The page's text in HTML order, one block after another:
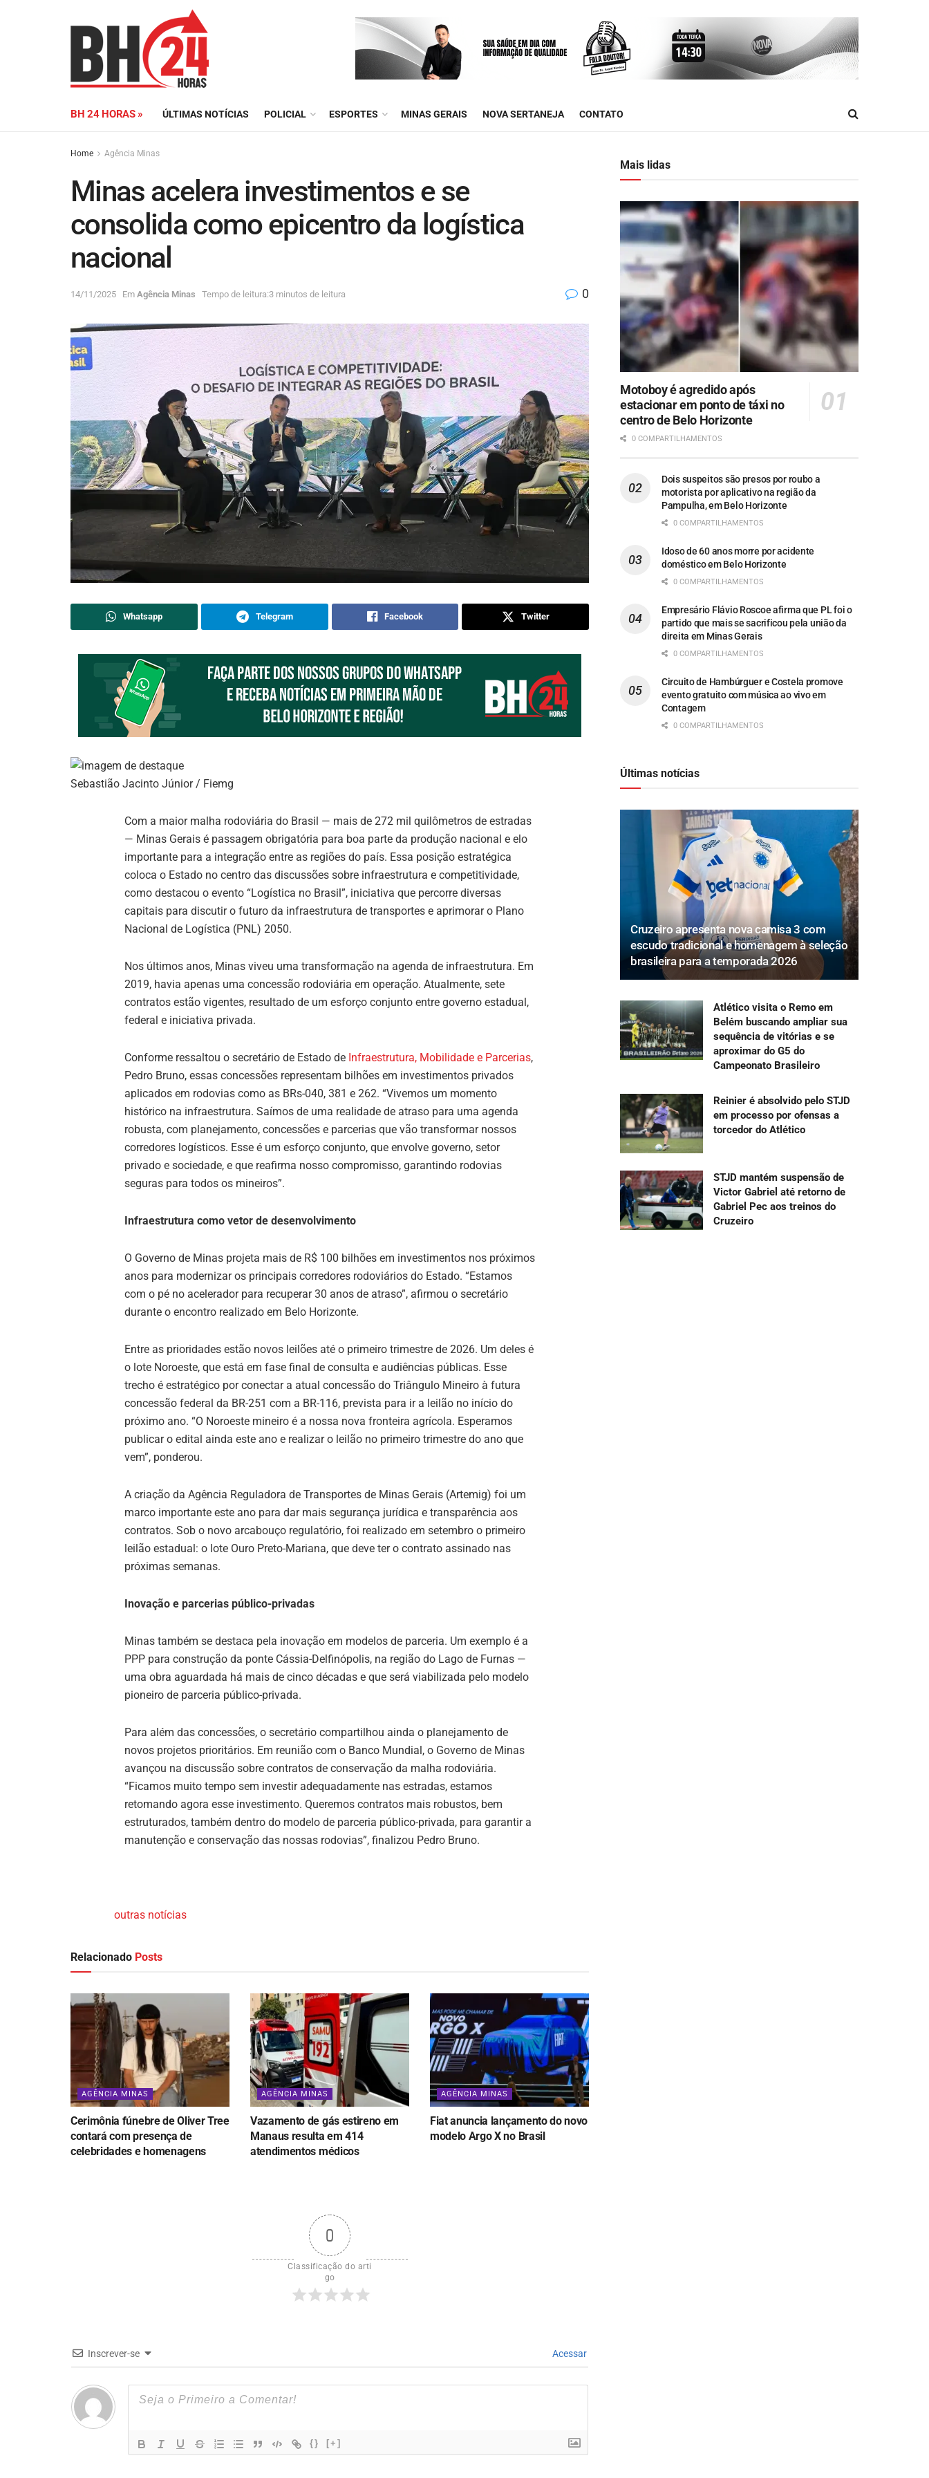
BH 24 HORAS » ÚLTIMAS NOTÍCIAS POLICIAL ESPORTES MINAS GERAIS NOVA SERTANEJA CONTATO
Home Agência Minas
Minas acelera investimentos e se
consolida como epicentro da logística
nacional
14/11/2025 Em Agência Minas Tempo de leitura:3 minutos de leitura 0
Whatsapp Telegram Facebook Twitter
Sebastião Jacinto Júnior / Fiemg
Com a maior malha rodoviária do Brasil — mais de 272 mil quilômetros de estradas
— Minas Gerais é passagem obrigatória para boa parte da produção nacional e elo
importante para a integração entre as regiões do país. Essa posição estratégica
coloca o Estado no centro das discussões sobre infraestrutura e competitividade,
como destacou o evento “Logística no Brasil”, iniciativa que percorre diversas
capitais para discutir o futuro da infraestrutura de transportes e aprimorar o Plano
Nacional de Logística (PNL) 2050.
Nos últimos anos, Minas viveu uma transformação na agenda de infraestrutura. Em
2019, havia apenas uma concessão rodoviária em operação. Atualmente, sete
contratos estão vigentes, resultado de um esforço conjunto entre governo estadual,
federal e iniciativa privada.
Conforme ressaltou o secretário de Estado de Infraestrutura, Mobilidade e Parcerias,
Pedro Bruno, essas concessões representam bilhões em investimentos privados
aplicados em rodovias como as BRs-040, 381 e 262. “Vivemos um momento
histórico na infraestrutura. Saímos de uma realidade de atraso para uma agenda
robusta, com planejamento, concessões e parcerias que vão transformar nossos
corredores logísticos. Esse é um esforço conjunto, que envolve governo, setor
privado e sociedade, e que reafirma nosso compromisso, garantindo rodovias
seguras para todos os mineiros”.
Infraestrutura como vetor de desenvolvimento
O Governo de Minas projeta mais de R$ 100 bilhões em investimentos nos próximos
anos para modernizar os principais corredores rodoviários do Estado. “Estamos
com o pé no acelerador para recuperar 30 anos de atraso”, afirmou o secretário
durante o encontro realizado em Belo Horizonte.
Entre as prioridades estão novos leilões até o primeiro trimestre de 2026. Um deles é
o lote Noroeste, que está em fase final de consulta e audiências públicas. Esse
trecho é estratégico por conectar a atual concessão do Triângulo Mineiro à futura
concessão federal da BR-251 com a BR-116, prevista para ir a leilão no início do
próximo ano. “O Noroeste mineiro é a nossa nova fronteira agrícola. Esperamos
publicar o edital ainda este ano e realizar o leilão no primeiro trimestre do ano que
vem”, ponderou.
A criação da Agência Reguladora de Transportes de Minas Gerais (Artemig) foi um
marco importante este ano para dar mais segurança jurídica e transparência aos
contratos. Sob o novo arcabouço regulatório, foi realizado em setembro o primeiro
leilão estadual: o lote Ouro Preto-Mariana, que deve ter o contrato assinado nas
próximas semanas.
Inovação e parcerias público-privadas
Minas também se destaca pela inovação em modelos de parceria. Um exemplo é a
PPP para construção da ponte Cássia-Delfinópolis, na região do Lago de Furnas —
uma obra aguardada há mais de cinco décadas e que será viabilizada pelo modelo
pioneiro de parceria público-privada.
Para além das concessões, o secretário compartilhou ainda o planejamento de
novos projetos prioritários. Em reunião com o Banco Mundial, o Governo de Minas
avançou na discussão sobre contratos de conservação da malha rodoviária.
“Ficamos muito tempo sem investir adequadamente nas estradas, estamos
retomando agora esse investimento. Queremos contratos mais robustos, bem
estruturados, também dentro do modelo de parceria público-privada, para garantir a
manutenção e conservação das nossas rodovias”, finalizou Pedro Bruno.
outras notícias
Relacionado Posts
AGÊNCIA MINAS
Cerimônia fúnebre de Oliver Tree
contará com presença de
celebridades e homenagens
AGÊNCIA MINAS
Vazamento de gás estireno em
Manaus resulta em 414
atendimentos médicos
AGÊNCIA MINAS
Fiat anuncia lançamento do novo
modelo Argo X no Brasil
0
Classificação do arti
go
Inscrever-se Acessar
{} [+]
Mais lidas
Motoboy é agredido após
estacionar em ponto de táxi no
centro de Belo Horizonte
0 COMPARTILHAMENTOS
Dois suspeitos são presos por roubo a
motorista por aplicativo na região da
Pampulha, em Belo Horizonte
0 COMPARTILHAMENTOS
Idoso de 60 anos morre por acidente
doméstico em Belo Horizonte
0 COMPARTILHAMENTOS
Empresário Flávio Roscoe afirma que PL foi o
partido que mais se sacrificou pela união da
direita em Minas Gerais
0 COMPARTILHAMENTOS
Circuito de Hambúrguer e Costela promove
evento gratuito com música ao vivo em
Contagem
0 COMPARTILHAMENTOS
Últimas notícias
Cruzeiro apresenta nova camisa 3 com
escudo tradicional e homenagem à seleção
brasileira para a temporada 2026
Atlético visita o Remo em
Belém buscando ampliar sua
sequência de vitórias e se
aproximar do G5 do
Campeonato Brasileiro
Reinier é absolvido pelo STJD
em processo por ofensas a
torcedor do Atlético
STJD mantém suspensão de
Victor Gabriel até retorno de
Gabriel Pec aos treinos do
Cruzeiro